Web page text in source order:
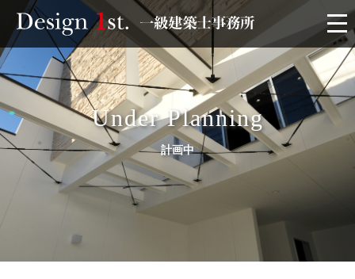
モニター
施工実績・施工事例
リフォーム
Under Planning
計画中